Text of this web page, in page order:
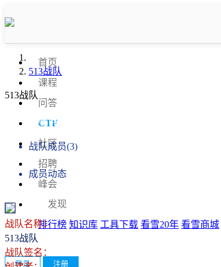
首页
课程
问答
CTF
社区
招聘
峰会
发现
排行榜 知识库 工具下载 看雪20年 看雪商城
登录 注册
513战队
513战队
战队信息
战队成员(3)
成员动态
战队名称：
513战队
战队签名：